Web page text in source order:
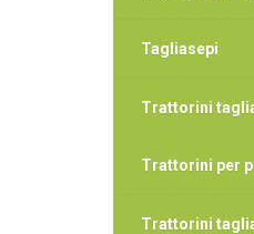
Tagliasepi
Trattorini
Trattorini per
Trattorini